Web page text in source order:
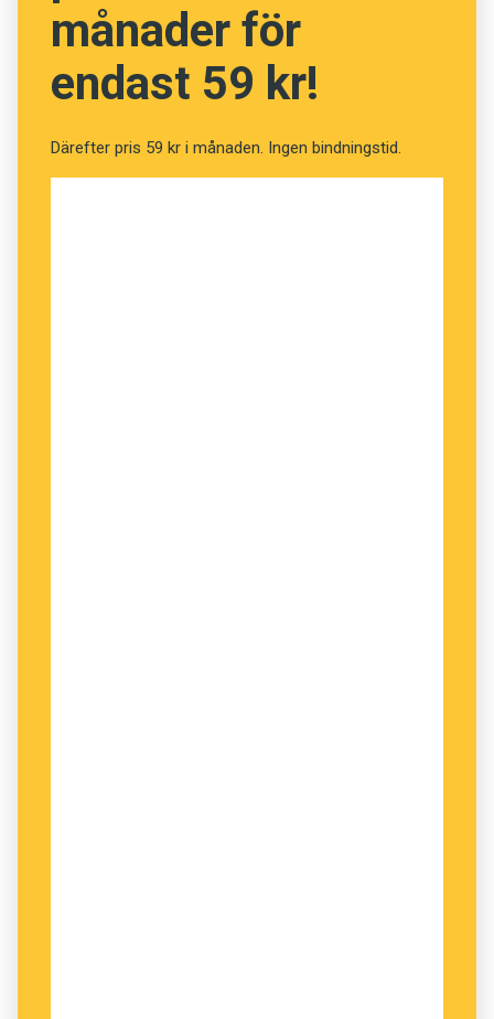
månader för
endast 59 kr!
Därefter pris 59 kr i månaden. Ingen bindningstid.